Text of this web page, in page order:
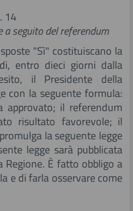
14
a seguito del referendum
"Sì" costituiscano la
entro dieci giorni dalla
il Presidente della
con la seguente formula:
approvato; il referendum
risultato favorevole; il
la seguente legge
legge sarà pubblicata
È fatto obbligo a
e di farla osservare come